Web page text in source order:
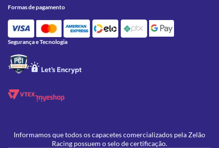
GIVI
Feminino
Lançamentos
Ofertas
Formas de Pagamento
Política de Frete Grátis
Política de Privacidade
Política de Campanhas e promoções
Onde Estamos
Contato
Blog
Formas de pagamento
Segurança e Tecnologia
Informamos que todos os capacetes comercializados pela Zelão
Racing possuem o selo de certificação.